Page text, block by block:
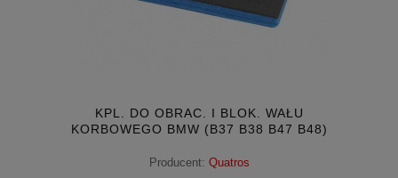
KPL. DO OBRAC. I BLOK. WAŁU
KORBOWEGO BMW (B37 B38 B47 B48)
Producent: Quatros